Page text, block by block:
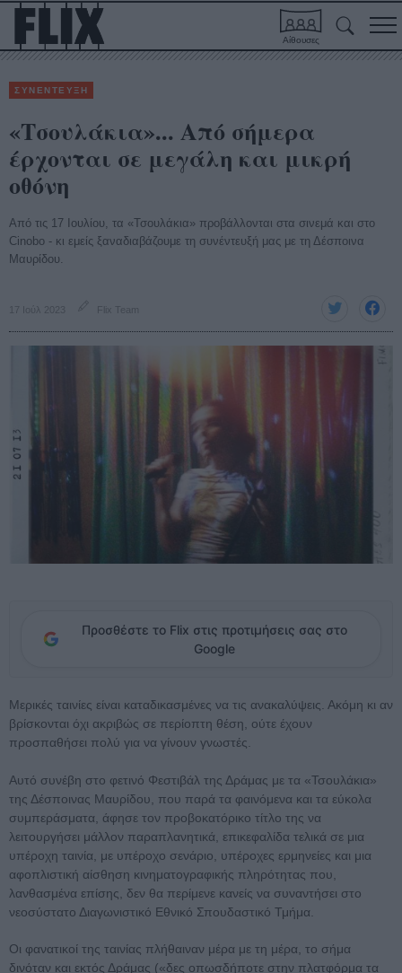
Αίθουσες
ΣΥΝΕΝΤΕΥΞΗ
«Τσουλάκια»... Από σήμερα
έρχονται σε μεγάλη και μικρή
οθόνη
Από τις 17 Ιουλίου, τα «Τσουλάκια» προβάλλονται στα σινεμά και στο
Cinobo - κι εμείς ξαναδιαβάζουμε τη συνέντευξή μας με τη Δέσποινα
Μαυρίδου.
17 Ιούλ 2023 Flix Team
Προσθέστε το Flix στις προτιμήσεις σας στο
Google
Μερικές ταινίες είναι καταδικασμένες να τις ανακαλύψεις. Ακόμη κι αν
βρίσκονται όχι ακριβώς σε περίοπτη θέση, ούτε έχουν
προσπαθήσει πολύ για να γίνουν γνωστές.
Αυτό συνέβη στο φετινό Φεστιβάλ της Δράμας με τα «Τσουλάκια»
της Δέσποινας Μαυρίδου, που παρά τα φαινόμενα και τα εύκολα
συμπεράσματα, άφησε τον προβοκατόρικο τίτλο της να
λειτουργήσει μάλλον παραπλανητικά, επικεφαλίδα τελικά σε μια
υπέροχη ταινία, με υπέροχο σενάριο, υπέροχες ερμηνείες και μια
αφοπλιστική αίσθηση κινηματογραφικής πληρότητας που,
λανθασμένα επίσης, δεν θα περίμενε κανείς να συναντήσει στο
νεοσύστατο Διαγωνιστικό Εθνικό Σπουδαστικό Τμήμα.
Οι φανατικοί της ταινίας πλήθαιναν μέρα με τη μέρα, το σήμα
δινόταν και εκτός Δράμας («δες οπωσδήποτε στην πλατφόρμα τα